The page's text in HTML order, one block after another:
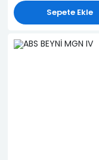
Sepete Ekle